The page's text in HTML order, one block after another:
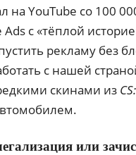
на YouTube со 100
с «тёплой
рекламу без
с нашей
скинами из
или